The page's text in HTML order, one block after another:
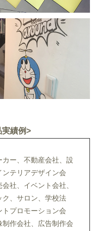
実績例>
ー、不動産会社、設
テリアデザイン会
社、イベント会社、
ク、サロン、学校法
トプロモーション会
作会社、広告制作会